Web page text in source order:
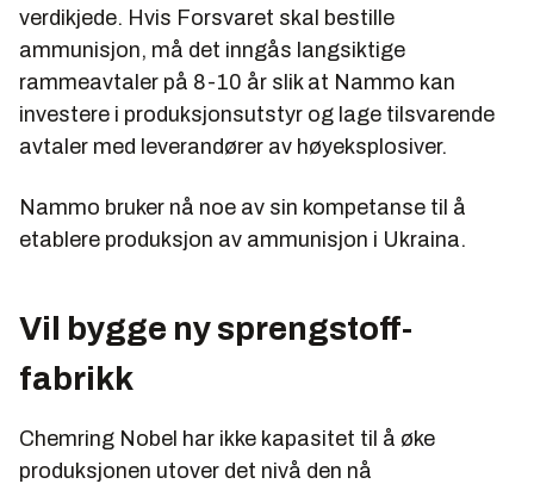
verdikjede. Hvis Forsvaret skal bestille
ammunisjon, må det inngås langsiktige
rammeavtaler på 8-10 år slik at Nammo kan
investere i produksjonsutstyr og lage tilsvarende
avtaler med leverandører av høyeksplosiver.
Nammo bruker nå noe av sin kompetanse til å
etablere produksjon av ammunisjon i Ukraina.
Vil bygge ny sprengstoff-
fabrikk
Chemring Nobel har ikke kapasitet til å øke
produksjonen utover det nivå den nå